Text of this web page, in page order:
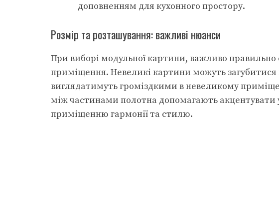
доповненням для кухонного простору.
Розмір та розташування: важливі нюанси
При виборі модульної картини, важливо правильно
приміщення. Невеликі картини можуть загубитися
виглядатимуть громіздкими в невеликому
між частинами полотна допомагають акцентувати
приміщенню гармонії та стилю.